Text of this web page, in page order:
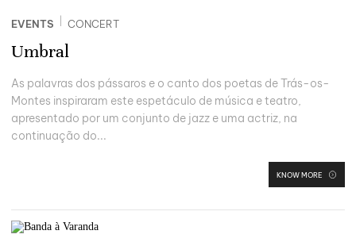
EVENTS CONCERT
Umbral
As palavras dos pássaros e o canto dos poetas de Trás-os-
Montes inspiraram este espetáculo de música e teatro,
apresentado por um conjunto de jazz e uma actriz, na
continuação do...
KNOW MORE